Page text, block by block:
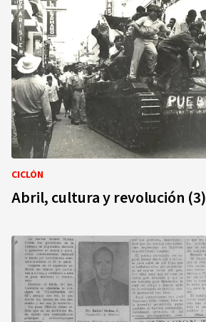
CICLÓN
Abril, cultura y revolución (3)